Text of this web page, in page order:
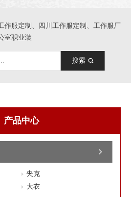
作服定制、四川工作服定制、工作服厂
室职业装
搜索
产品中心
夹克
大衣